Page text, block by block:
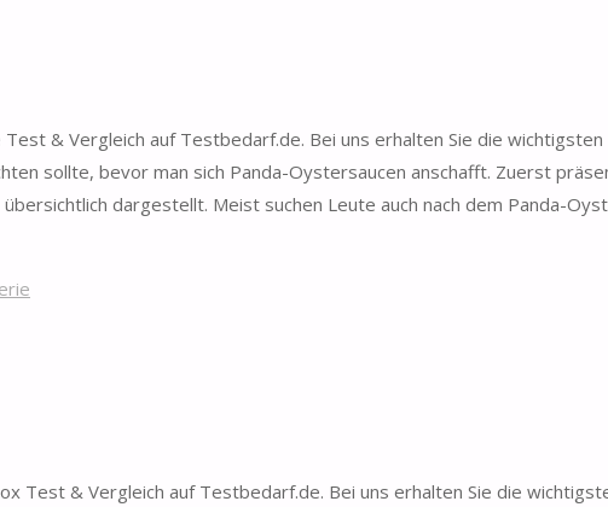
& Vergleich auf Testbedarf.de. Bei uns erhalten Sie die
sollte, bevor man sich Panda-Oystersaucen anschafft. Zuerst
dargestellt. Meist suchen Leute auch nach dem Panda-
Test & Vergleich auf Testbedarf.de. Bei uns erhalten Sie die